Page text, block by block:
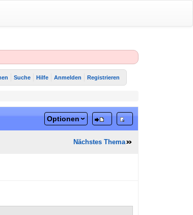
Suche Hilfe Anmelden Registrieren
Optionen
Nächstes Thema